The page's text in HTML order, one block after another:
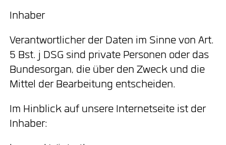
Inhaber
Verantwortlicher der Daten im Sinne von Art.
5 Bst. j DSG sind private Personen oder das
Bundesorgan, die über den Zweck und die
Mittel der Bearbeitung entscheiden.
Im Hinblick auf unsere Internetseite ist der
Inhaber: